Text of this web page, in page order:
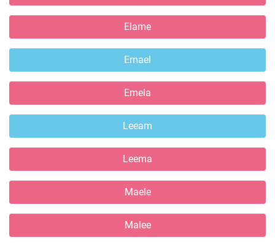
Elame
Emael
Emela
Leeam
Leema
Maele
Malee